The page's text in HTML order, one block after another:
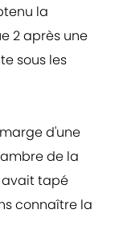
la
2 après une
sous les
d'une
de la
avait tapé
connaître la